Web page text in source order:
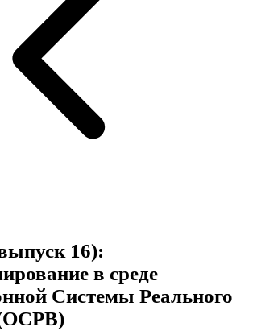
16):
в среде
Системы Реального